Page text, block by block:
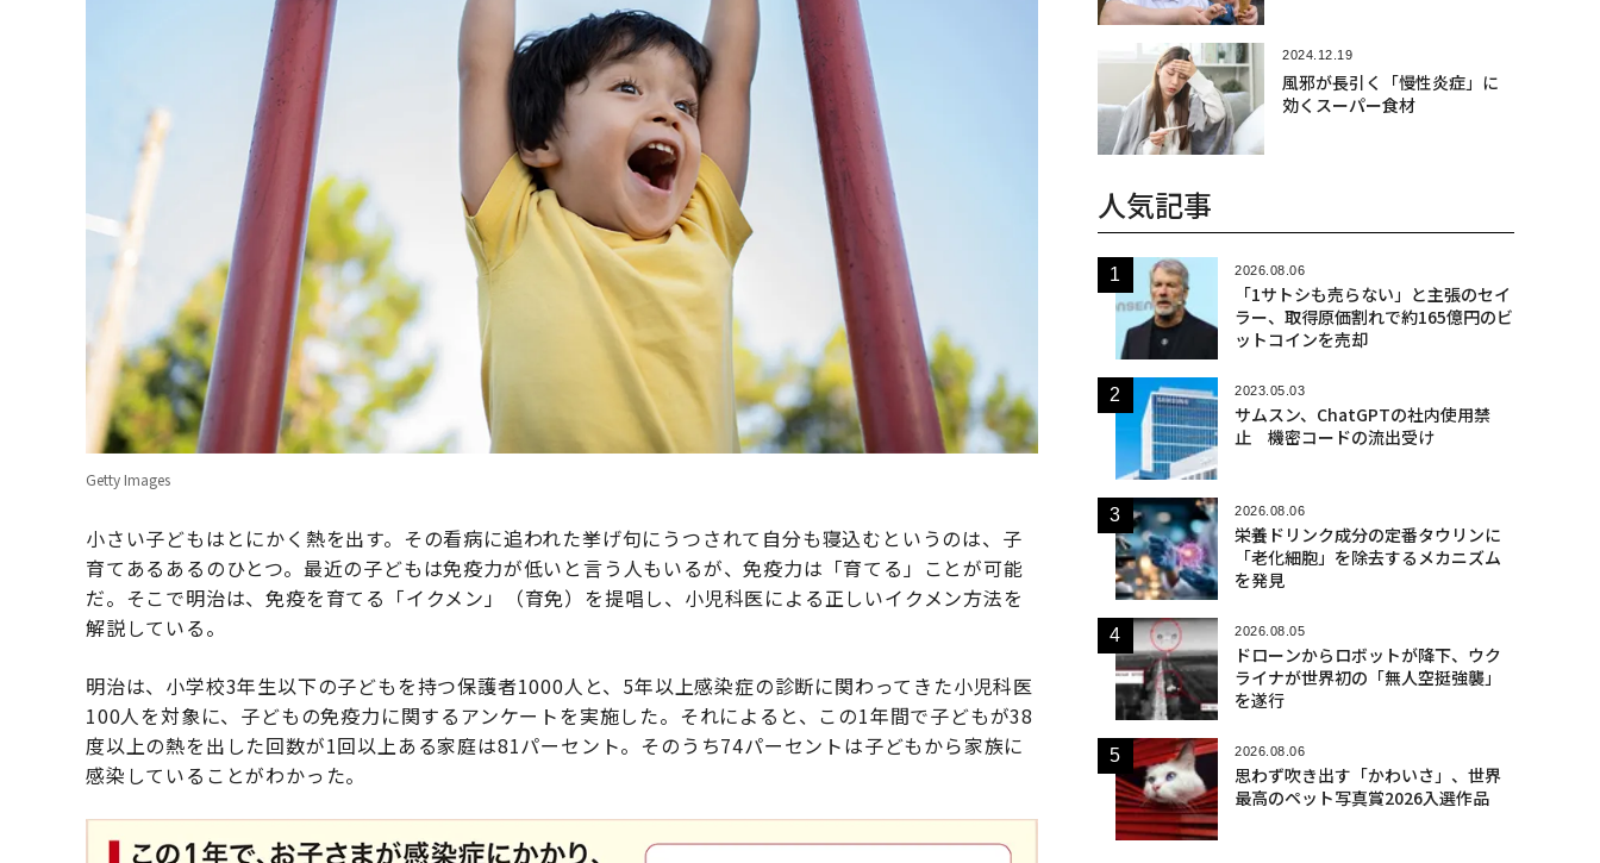
Getty Images
小さい子どもはとにかく熱を出す。その看病に追われた挙げ句にうつされて自分も寝込むというのは、子
育てあるあるのひとつ。最近の子どもは免疫力が低いと言う人もいるが、免疫力は「育てる」ことが可能
だ。そこで明治は、免疫を育てる「イクメン」（育免）を提唱し、小児科医による正しいイクメン方法を
解説している。
明治は、小学校3年生以下の子どもを持つ保護者1000人と、5年以上感染症の診断に関わってきた小児科医
100人を対象に、子どもの免疫力に関するアンケートを実施した。それによると、この1年間で子どもが38
度以上の熱を出した回数が1回以上ある家庭は81パーセント。そのうち74パーセントは子どもから家族に
感染していることがわかった。
2024.12.19
風邪が長引く「慢性炎症」に
効くスーパー食材
人気記事
2026.08.06
「1サトシも売らない」と主張のセイ
ラー、取得原価割れで約165億円のビ
ットコインを売却
2023.05.03
サムスン、ChatGPTの社内使用禁
止 機密コードの流出受け
2026.08.06
栄養ドリンク成分の定番タウリンに
「老化細胞」を除去するメカニズム
を発見
2026.08.05
ドローンからロボットが降下、ウク
ライナが世界初の「無人空挺強襲」
を遂行
2026.08.06
思わず吹き出す「かわいさ」、世界
最高のペット写真賞2026入選作品